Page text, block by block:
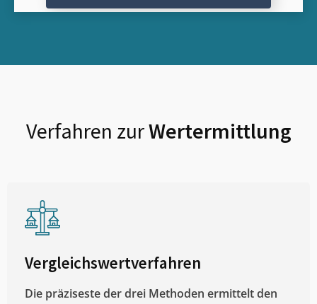
Verfahren zurWertermittlung
Vergleichswertverfahren
Die präziseste der drei Methoden ermittelt den